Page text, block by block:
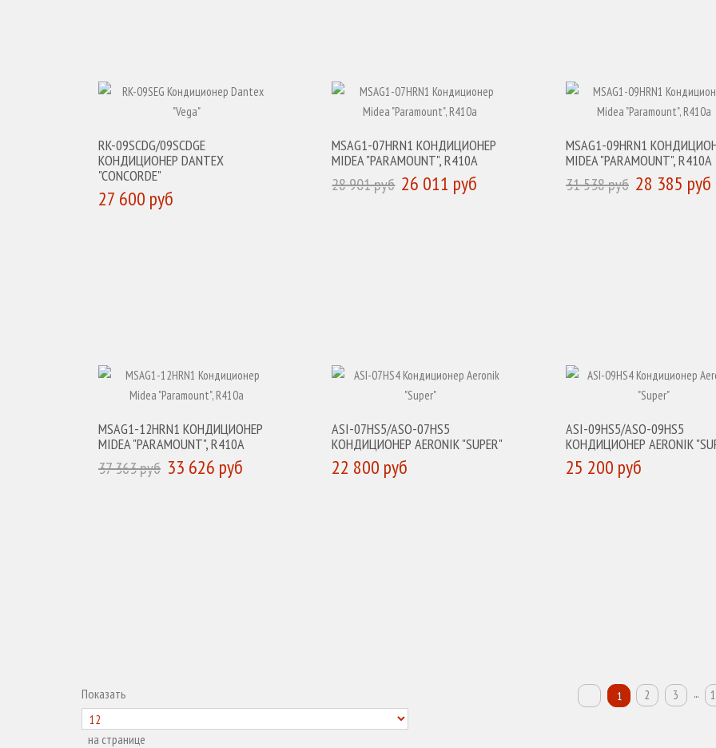
RK-09SCDG/09SCDGE
КОНДИЦИОНЕР DANTEX
"CONCORDE"
27 600 руб
MSAG1-07HRN1 КОНДИЦИОНЕР
MIDEA "PARAMOUNT", R410A
28 901 руб 26 011 руб
MSAG1-09HRN1
MIDEA "PARAMOUNT", R410A
31 538 руб 28 385 руб
MSAG1-12HRN1 КОНДИЦИОНЕР
MIDEA "PARAMOUNT", R410A
37 363 руб 33 626 руб
ASI-07HS5/ASO-07HS5
КОНДИЦИОНЕР AERONIK "SUPER"
22 800 руб
ASI-09HS5/ASO-09HS5
КОНДИЦИОНЕР AERONIK
25 200 руб
Показать
на странице
1 2 3 ...